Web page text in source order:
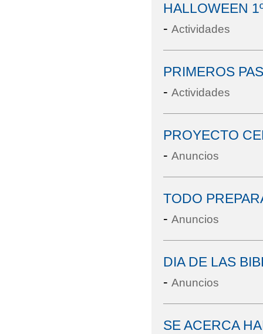
HALLOWEEN
- Actividades
PRIMEROS
- Actividades
PROYECTO
- Anuncios
TODO
- Anuncios
DIA DE LAS
- Anuncios
SE ACERCA